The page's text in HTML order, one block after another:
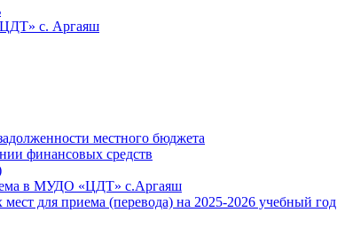
с. Аргаяш
местного бюджета
финансовых средств
в МУДО «ЦДТ» с.Аргаяш
для приема (перевода) на 2025-2026 учебный год